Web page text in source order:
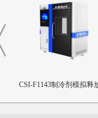
CSI-F1143制冷剂模拟释